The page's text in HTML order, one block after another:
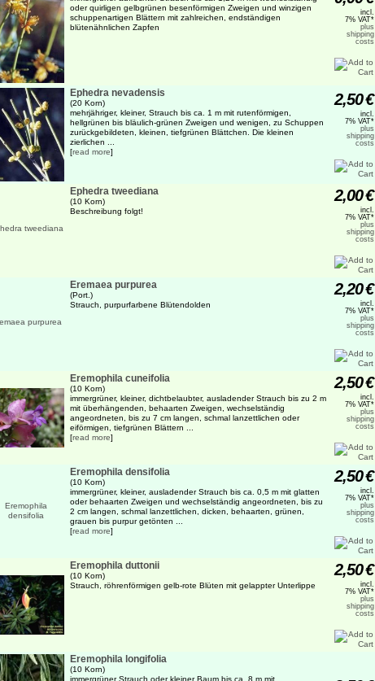
oder quirligen gelbgrünen besenförmigen Zweigen und winzigen
schuppenartigen Blättern mit zahlreichen, endständigen
blütenähnlichen Zapfen
incl.
7% VAT*
plus
shipping
costs
Ephedra nevadensis
(20 Korn)
mehrjähriger, kleiner, Strauch bis ca. 1 m mit rutenförmigen,
hellgrünen bis bläulich-grünen Zweigen und wenigen, zu Schuppen
zurückgebildeten, kleinen, tiefgrünen Blättchen. Die kleinen
zierlichen ...
[read more]
2,50€
incl.
7% VAT*
plus
shipping
costs
Ephedra tweediana
(10 Korn)
Beschreibung folgt!
2,00€
incl.
7% VAT*
plus
shipping
costs
Eremaea purpurea
(Port.)
Strauch, purpurfarbene Blütendolden
2,20€
incl.
7% VAT*
plus
shipping
costs
Eremophila cuneifolia
(10 Korn)
immergrüner, kleiner, dichtbelaubter, ausladender Strauch bis zu 2 m
mit überhängenden, behaarten Zweigen, wechselständig
angeordneten, bis zu 7 cm langen, schmal lanzettlichen oder
eiförmigen, tiefgrünen Blättern ...
[read more]
2,50€
incl.
7% VAT*
plus
shipping
costs
Eremophila densifolia
(10 Korn)
immergrüner, kleiner, ausladender Strauch bis ca. 0,5 m mit glatten
oder behaarten Zweigen und wechselständig angeordneten, bis zu
2 cm langen, schmal lanzettlichen, dicken, behaarten, grünen,
grauen bis purpur getönten ...
[read more]
2,50€
incl.
7% VAT*
plus
shipping
costs
Eremophila duttonii
(10 Korn)
Strauch, röhrenförmigen gelb-rote Blüten mit gelappter Unterlippe
2,50€
incl.
7% VAT*
plus
shipping
costs
Eremophila longifolia
(10 Korn)
immergrüner Strauch oder kleiner Baum bis ca. 8 m mit